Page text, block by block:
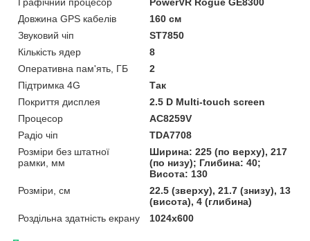
Довжина GPS кабелів
160 см
Звуковий чіп
ST7850
Кількість ядер
8
Оперативна пам'ять, ГБ
2
Підтримка 4G
Так
Покриття дисплея
2.5 D Multi-touch screen
Процесор
AC8259V
Радіо чіп
TDA7708
Розміри без штатної
рамки, мм
Ширина: 225 (по верху), 217
(по низу); Глибина: 40;
Висота: 130
Розміри, см
22.5 (зверху), 21.7 (знизу), 13
(висота), 4 (глибина)
Роздільна здатність екрану
1024х600